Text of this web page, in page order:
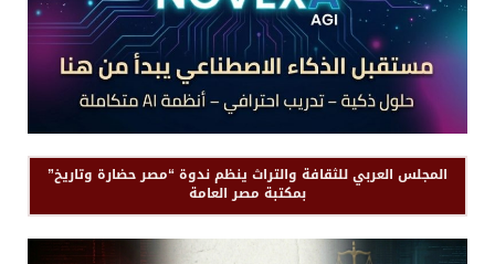
المجلس العربي للثقافة والتراث ينظم ندوة “مصر حضارة وتاريخ”
بمكتبة مصر العامة